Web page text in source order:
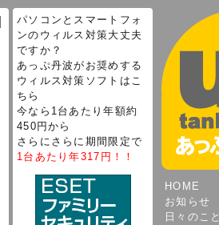
HOME
お知らせ
日々のこと
パソコンとスマートフォ
ンのウィルス対策大丈夫
ですか？
あっぷ丹波がお奨めする
ウィルス対策ソフトはこ
ちら
今なら1台あたり年額約
450円から
さらにさらに期間限定で
1台あたり年317円！！